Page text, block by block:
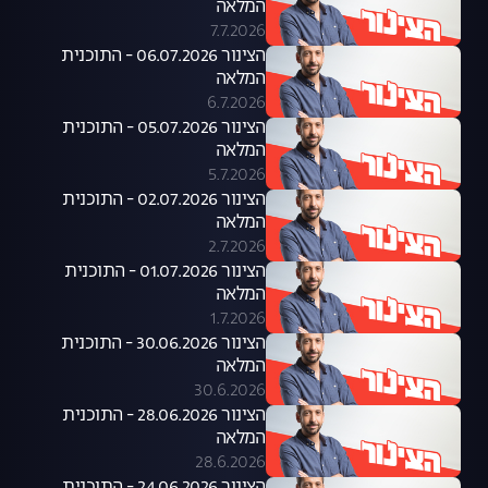
המלאה
7.7.2026
הצינור 06.07.2026 - התוכנית
המלאה
6.7.2026
הצינור 05.07.2026 - התוכנית
המלאה
5.7.2026
הצינור 02.07.2026 - התוכנית
המלאה
2.7.2026
הצינור 01.07.2026 - התוכנית
המלאה
1.7.2026
הצינור 30.06.2026 - התוכנית
המלאה
30.6.2026
הצינור 28.06.2026 - התוכנית
המלאה
28.6.2026